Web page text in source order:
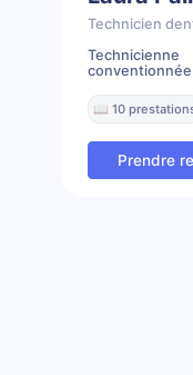
Technicien
conventionnée
📖 10
Prendre